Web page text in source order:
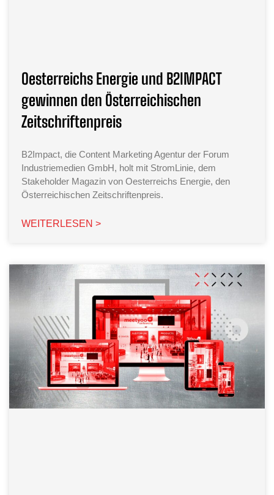
Oesterreichs Energie und B2IMPACT
gewinnen den Österreichischen
Zeitschriftenpreis
B2Impact, die Content Marketing Agentur der Forum
Industriemedien GmbH, holt mit StromLinie, dem
Stakeholder Magazin von Oesterreichs Energie, den
Österreichischen Zeitschriftenpreis.
WEITERLESEN >